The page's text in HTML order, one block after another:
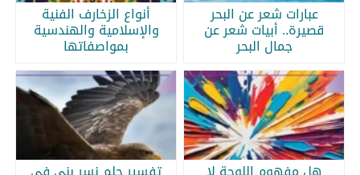
عبارات شعر عن البحر
قصيرة.. أبيات شعر عن
جمال البحر
أنواع الزخارف الفنية
والإسلامية والهندسية
بمواصفاتها